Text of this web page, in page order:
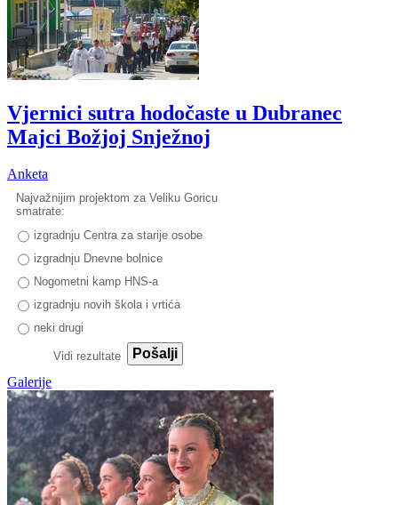
Vjernici sutra hodočaste u Dubranec
Majci Božjoj Snježnoj
Anketa
Najvažnijim projektom za Veliku Goricu
smatrate:
izgradnju Centra za starije osobe
izgradnju Dnevne bolnice
Nogometni kamp HNS-a
izgradnju novih škola i vrtića
neki drugi
Vidi rezultate
Pošalji
Galerije